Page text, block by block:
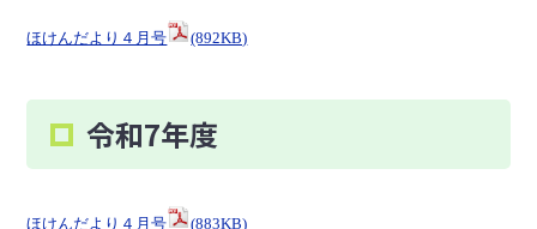
ほけんだより４月号 (892KB)
令和7年度
ほけんだより４月号 (883KB)